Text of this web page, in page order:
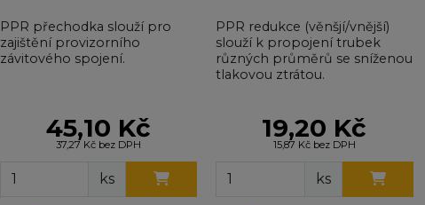
PPR přechodka slouží pro
zajištění provizorního
závitového spojení.
45,10 Kč
37,27 Kč bez DPH
ks
PPR redukce (věnšjí/vnější)
slouží k propojení trubek
různých průměrů se sníženou
tlakovou ztrátou.
19,20 Kč
15,87 Kč bez DPH
ks